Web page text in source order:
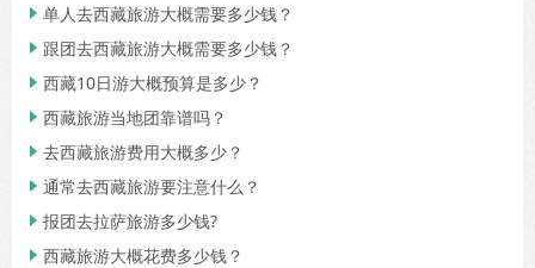
 单人去西藏旅游大概需要多少钱？
 跟团去西藏旅游大概需要多少钱？
 西藏10日游大概预算是多少？
 西藏旅游当地团靠谱吗？
 去西藏旅游费用大概多少？
 通常去西藏旅游要注意什么？
 报团去拉萨旅游多少钱?
 西藏旅游大概花费多少钱？